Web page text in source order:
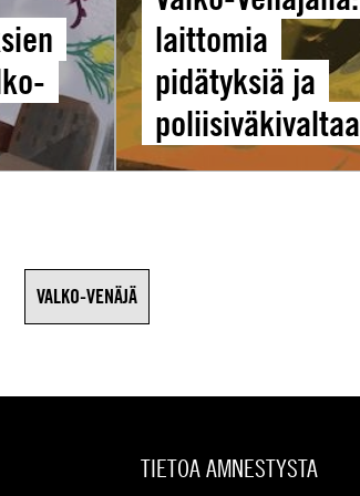
poliisiväkivaltaa
laittomia
pidätyksiä ja
poliisiväkivaltaa
VALKO-VENÄJÄ
TIETOA AMNESTYSTA